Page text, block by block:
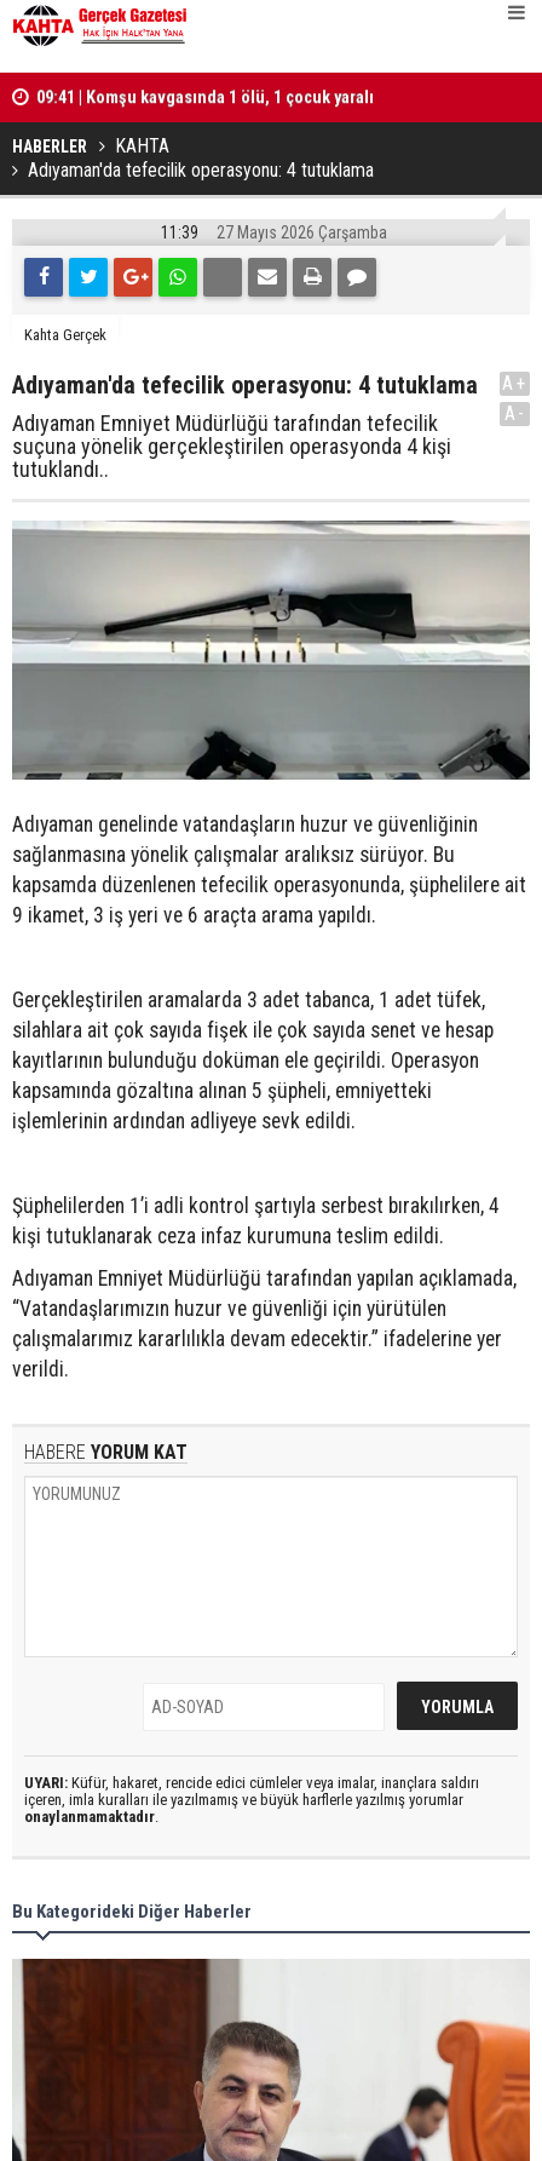
09:41 | Komşu kavgasında 1 ölü, 1 çocuk yaralı
HABERLER
KAHTA
Adıyaman'da tefecilik operasyonu: 4 tutuklama
11:39 27 Mayıs 2026 Çarşamba
Kahta Gerçek
Adıyaman'da tefecilik operasyonu: 4 tutuklama
Adıyaman Emniyet Müdürlüğü tarafından tefecilik
suçuna yönelik gerçekleştirilen operasyonda 4 kişi
tutuklandı..
A+
A-
Adıyaman genelinde vatandaşların huzur ve güvenliğinin
sağlanmasına yönelik çalışmalar aralıksız sürüyor. Bu
kapsamda düzenlenen tefecilik operasyonunda, şüphelilere ait
9 ikamet, 3 iş yeri ve 6 araçta arama yapıldı.
Gerçekleştirilen aramalarda 3 adet tabanca, 1 adet tüfek,
silahlara ait çok sayıda fişek ile çok sayıda senet ve hesap
kayıtlarının bulunduğu doküman ele geçirildi. Operasyon
kapsamında gözaltına alınan 5 şüpheli, emniyetteki
işlemlerinin ardından adliyeye sevk edildi.
Şüphelilerden 1’i adli kontrol şartıyla serbest bırakılırken, 4
kişi tutuklanarak ceza infaz kurumuna teslim edildi.
Adıyaman Emniyet Müdürlüğü tarafından yapılan açıklamada,
“Vatandaşlarımızın huzur ve güvenliği için yürütülen
çalışmalarımız kararlılıkla devam edecektir.” ifadelerine yer
verildi.
HABERE YORUM KAT
UYARI: Küfür, hakaret, rencide edici cümleler veya imalar, inançlara saldırı
içeren, imla kuralları ile yazılmamış ve büyük harflerle yazılmış yorumlar
onaylanmamaktadır.
Bu Kategorideki Diğer Haberler